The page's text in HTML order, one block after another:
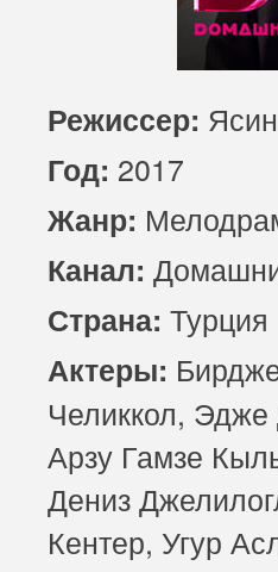
82
86
93 серия
94
Режиссер:
Год: 2017
Жанр:
Канал:
Страна: Турция
Актеры:
Челиккол,
Арзу Гамзе
Дениз
Кентер, Угур